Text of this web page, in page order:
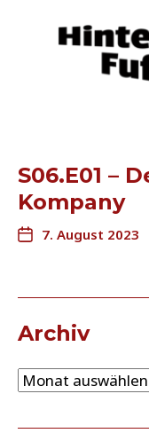
S06.E01 –
Kompany
7. August 2023
Archiv